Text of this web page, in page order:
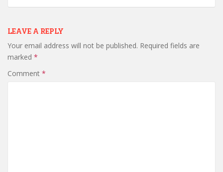
LEAVE A REPLY
Your email address will not be published. Required fields are
marked *
Comment *